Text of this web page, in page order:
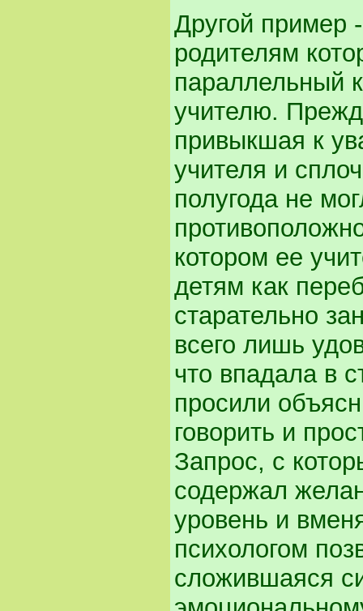
Другой пример
родителям
параллельный
учителю.
привыкшая к
учителя и
полугода не
котором ее
детям как
старательно
всего лишь
что впадала в
просили
говорить и
Запрос, с
содержал
уровень и
психологом
сложившаяся